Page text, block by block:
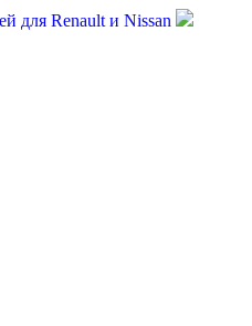
для Renault и Nissan